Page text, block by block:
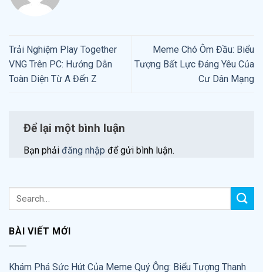
Trải Nghiệm Play Together
VNG Trên PC: Hướng Dẫn
Toàn Diện Từ A Đến Z
Meme Chó Ôm Đầu: Biểu
Tượng Bất Lực Đáng Yêu Của
Cư Dân Mạng
Để lại một bình luận
Bạn phải đăng nhập để gửi bình luận.
BÀI VIẾT MỚI
Khám Phá Sức Hút Của Meme Quý Ông: Biểu Tượng Thanh